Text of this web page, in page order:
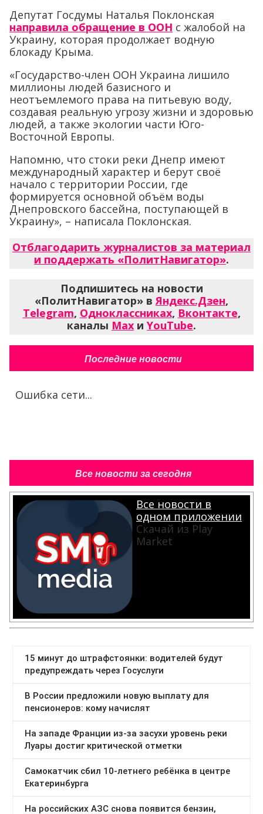
Депутат Госдумы Наталья Поклонская
направила обращение в ООН с жалобой на
Украину, которая продолжает водную
блокаду Крыма.
«Государство-член ООН Украина лишило
миллионы людей базисного и
неотъемлемого права на питьевую воду,
создавая реальную угрозу жизни и здоровью
людей, а также экологии части Юго-
Восточной Европы.
Напомню, что стоки реки Днепр имеют
международный характер и берут своё
начало с территории России, где
формируется основной объём воды
Днепровского бассейна, поступающей в
Украину», – написала Поклонская.
Отблагодарить журналистов за материал
и поддержать «ПолитНавигатор».
Подпишитесь на новости
«ПолитНавигатор» вЯндекс.Дзен,
Telegram, Одноклассниках, Вконтакте,
каналы Max и YouTube.
Последние новости
Ошибка сети...
Все новости за сегодня
Все новости в
одном приложении
Скачай из Play
Market